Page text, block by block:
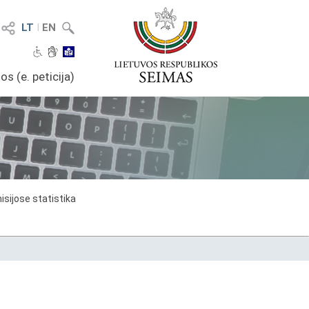
LT I EN
(e. peticija)
statistika